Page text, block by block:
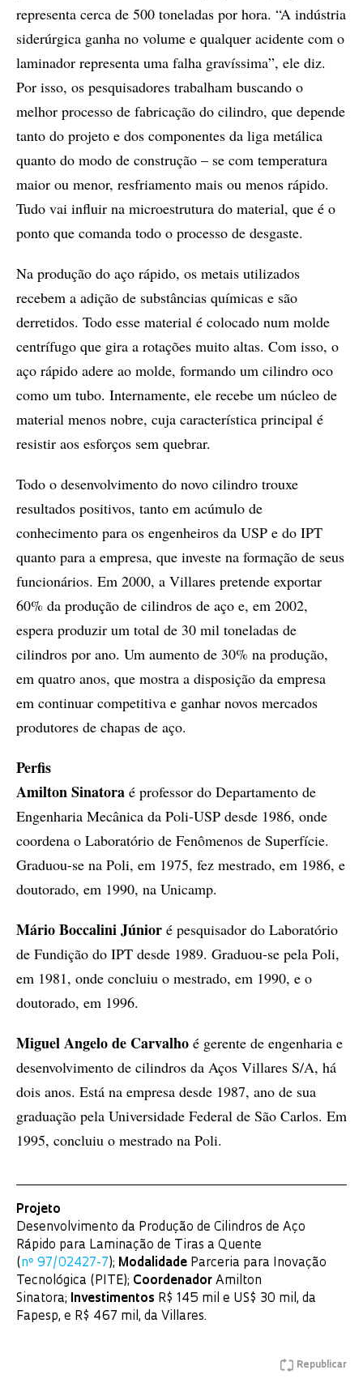
representa cerca de 500 toneladas por hora. “A indústria
siderúrgica ganha no volume e qualquer acidente com o
laminador representa uma falha gravíssima”, ele diz.
Por isso, os pesquisadores trabalham buscando o
melhor processo de fabricação do cilindro, que depende
tanto do projeto e dos componentes da liga metálica
quanto do modo de construção – se com temperatura
maior ou menor, resfriamento mais ou menos rápido.
Tudo vai influir na microestrutura do material, que é o
ponto que comanda todo o processo de desgaste.
Na produção do aço rápido, os metais utilizados
recebem a adição de substâncias químicas e são
derretidos. Todo esse material é colocado num molde
centrífugo que gira a rotações muito altas. Com isso, o
aço rápido adere ao molde, formando um cilindro oco
como um tubo. Internamente, ele recebe um núcleo de
material menos nobre, cuja característica principal é
resistir aos esforços sem quebrar.
Todo o desenvolvimento do novo cilindro trouxe
resultados positivos, tanto em acúmulo de
conhecimento para os engenheiros da USP e do IPT
quanto para a empresa, que investe na formação de seus
funcionários. Em 2000, a Villares pretende exportar
60% da produção de cilindros de aço e, em 2002,
espera produzir um total de 30 mil toneladas de
cilindros por ano. Um aumento de 30% na produção,
em quatro anos, que mostra a disposição da empresa
em continuar competitiva e ganhar novos mercados
produtores de chapas de aço.
Perfis
Amilton Sinatora é professor do Departamento de
Engenharia Mecânica da Poli-USP desde 1986, onde
coordena o Laboratório de Fenômenos de Superfície.
Graduou-se na Poli, em 1975, fez mestrado, em 1986, e
doutorado, em 1990, na Unicamp.
Mário Boccalini Júnior é pesquisador do Laboratório
de Fundição do IPT desde 1989. Graduou-se pela Poli,
em 1981, onde concluiu o mestrado, em 1990, e o
doutorado, em 1996.
Miguel Angelo de Carvalho é gerente de engenharia e
desenvolvimento de cilindros da Aços Villares S/A, há
dois anos. Está na empresa desde 1987, ano de sua
graduação pela Universidade Federal de São Carlos. Em
1995, concluiu o mestrado na Poli.
Projeto
Desenvolvimento da Produção de Cilindros de Aço
Rápido para Laminação de Tiras a Quente
( nº 97/02427-7 ); Modalidade Parceria para Inovação
Tecnológica (PITE); Coordenador Amilton
Sinatora; Investimentos R$ 145 mil e US$ 30 mil, da
Fapesp, e R$ 467 mil, da Villares.
Republicar